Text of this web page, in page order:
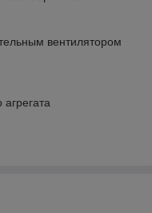
вентилятором